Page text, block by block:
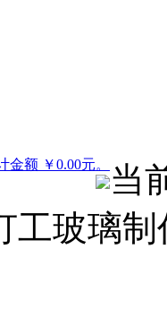
额 ￥0.00元。
当
工玻璃